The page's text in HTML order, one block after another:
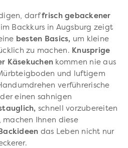
darffrisch gebackener
Backkurs in Augsburg zeigt
besten Basics, um kleine
zu machen. Knusprige
Käsekuchen kommen nie aus
und luftigem
verführerische
einen sahnigen
schnell vorzubereiten
machen Ihnen diese
das Leben nicht nur